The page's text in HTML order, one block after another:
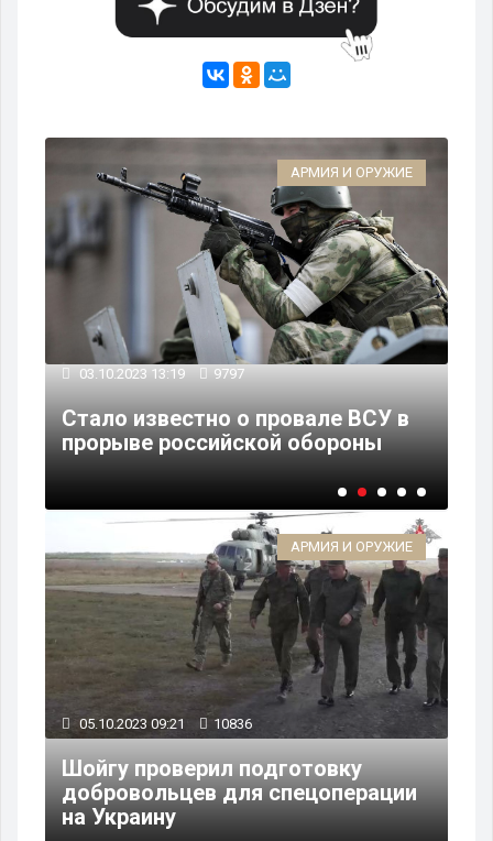
АРМИЯ И ОРУЖИЕ
03.10.2023 13:19 9797
Стало известно о провале ВСУ в
прорыве российской обороны
АРМИЯ И ОРУЖИЕ
05.10.2023 09:21 10836
Шойгу проверил подготовку
добровольцев для спецоперации
на Украину